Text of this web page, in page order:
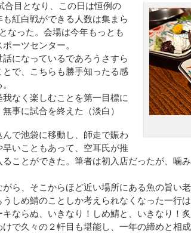
合目となり、この日は恒例の
紅白戦ができる人数は集まら
なった。会場は今年もっとも
ーツセンター。
になっているであろうさすら
で、こちらも勝手知ったる感
なく楽しむことを第一目標に
事に試合を終えた（淡白）
で池袋に移動し、師走で賑わ
いこともあって、空耳氏が推
ことができた。筆者は初入店だったが、噛
ら、そこからほど近い場所にある魚の旨い
しめ鯖のことしか考えられなくなった一行
ならぬ、いきなり！しめ鯖と、いきなり！
で久々の２軒目も堪能し、一年の締めと相